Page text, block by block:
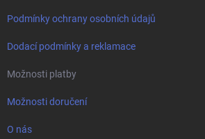
Podmínky ochrany osobních údajů
Dodací podmínky a reklamace
Možnosti platby
Možnosti doručení
O nás